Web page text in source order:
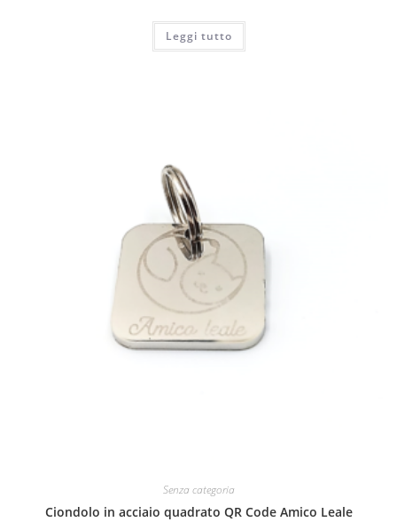
Leggi tutto
Senza categoria
Ciondolo in acciaio quadrato QR Code Amico Leale